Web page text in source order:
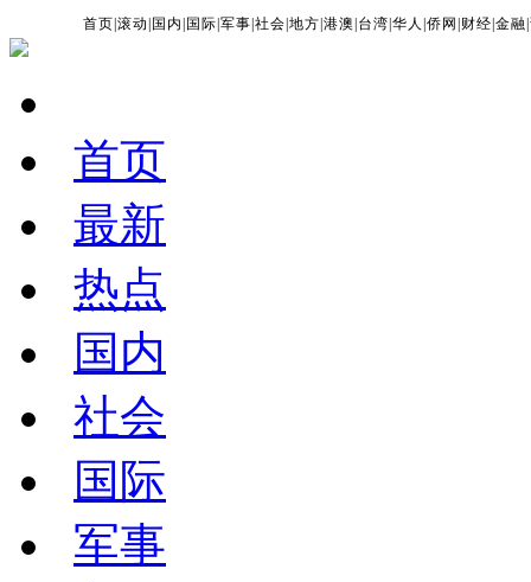
首页 |滚动 国内 国际 |军事 |社会 |地方 |港澳 台湾 |华人 |侨网 财经 |金融 |
首页
最新
热点
国内
社会
国际
军事